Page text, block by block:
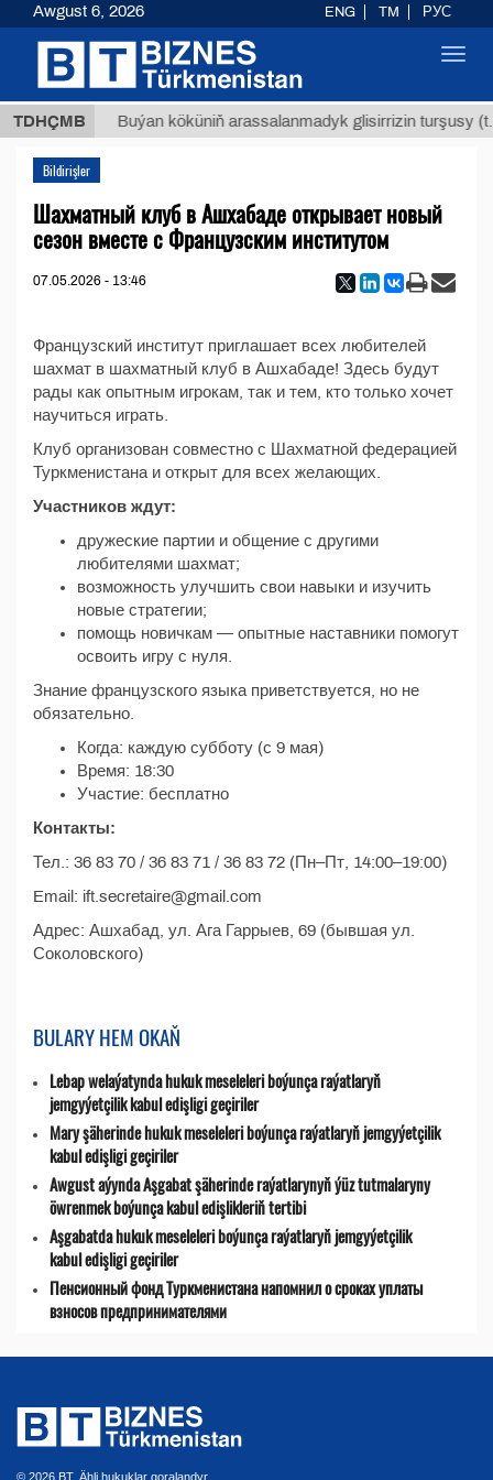
TDHÇMB
ТМТ Buýan köküniň arassalanmadyk glisirrizin turşusy (t.)
Bildirişler
Шахматный клуб в Ашхабаде открывает новый
сезон вместе с Французским институтом
07.05.2026 - 13:46
Французский институт приглашает всех любителей
шахмат в шахматный клуб в Ашхабаде! Здесь будут
рады как опытным игрокам, так и тем, кто только хочет
научиться играть.
Клуб организован совместно с Шахматной федерацией
Туркменистана и открыт для всех желающих.
Участников ждут:
дружеские партии и общение с другими
любителями шахмат;
возможность улучшить свои навыки и изучить
новые стратегии;
помощь новичкам — опытные наставники помогут
освоить игру с нуля.
Знание французского языка приветствуется, но не
обязательно.
Когда: каждую субботу (с 9 мая)
Время: 18:30
Участие: бесплатно
Контакты:
Тел.: 36 83 70 / 36 83 71 / 36 83 72 (Пн–Пт, 14:00–19:00)
Email: ift.secretaire@gmail.com
Адрес: Ашхабад, ул. Ага Гаррыев, 69 (бывшая ул.
Соколовского)
BULARY HEM OKAŇ
Lebap welaýatynda hukuk meseleleri boýunça raýatlaryň
jemgyýetçilik kabul edişligi geçiriler
Mary şäherinde hukuk meseleleri boýunça raýatlaryň jemgyýetçilik
kabul edişligi geçiriler
Awgust aýynda Aşgabat şäherinde raýatlarynyň ýüz tutmalaryny
öwrenmek boýunça kabul edişlikleriň tertibi
Aşgabatda hukuk meseleleri boýunça raýatlaryň jemgyýetçilik
kabul edişligi geçiriler
Пенсионный фонд Туркменистана напомнил о сроках уплаты
взносов предпринимателями
© 2026 BT. Ähli hukuklar goralandyr.
Awgust 6, 2026 ENG TM РУС